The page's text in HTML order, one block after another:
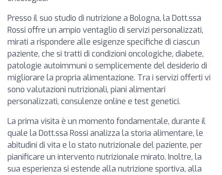
Presso il suo studio di nutrizione a Bologna, la Dott.ssa
Rossi offre un ampio ventaglio di servizi personalizzati,
mirati a rispondere alle esigenze specifiche di ciascun
paziente, che si tratti di condizioni oncologiche, diabete,
patologie autoimmuni o semplicemente del desiderio di
migliorare la propria alimentazione. Tra i servizi offerti vi
sono valutazioni nutrizionali, piani alimentari
personalizzati, consulenze online e test genetici.
La prima visita è un momento fondamentale, durante il
quale la Dott.ssa Rossi analizza la storia alimentare, le
abitudini di vita e lo stato nutrizionale del paziente, per
pianificare un intervento nutrizionale mirato. Inoltre, la
sua esperienza si estende alla nutrizione sportiva, alla